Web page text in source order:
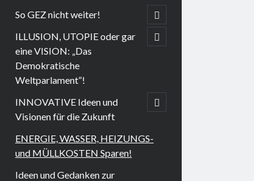
So GEZ nicht weiter!
open
child
ILLUSION, UTOPIE oder gar
eine VISION: „Das
Demokratische
Weltparlament“!
open
child
menu
INNOVATIVE Ideen und
Visionen für die Zukunft
open
child
ENERGIE, WASSER, HEIZUNGS-
und MÜLLKOSTEN Sparen!
Ideen und Gedanken zur